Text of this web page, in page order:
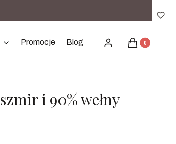
Promocje Blog Zaloguj sięProdukty w
Koszyk
i 90% wełny